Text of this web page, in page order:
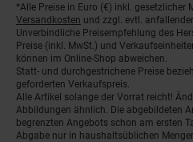
Fußnoten
*Alle Preise in Euro (€) inkl. gesetzlicher
Versandkosten und zzgl. evtl.
Unverbindliche Preisempfehlung des
Preise (inkl. MwSt.) und
können im Online-Shop abweichen.
Statt- und durchgestrichene Preise
geforderten Verkaufspreis.
Alle Artikel solange der Vorrat reicht!
Abbildungen ähnlich. Die abgebildeten
begrenzten Angebots schon am ersten
Abgabe nur in haushaltsüblichen